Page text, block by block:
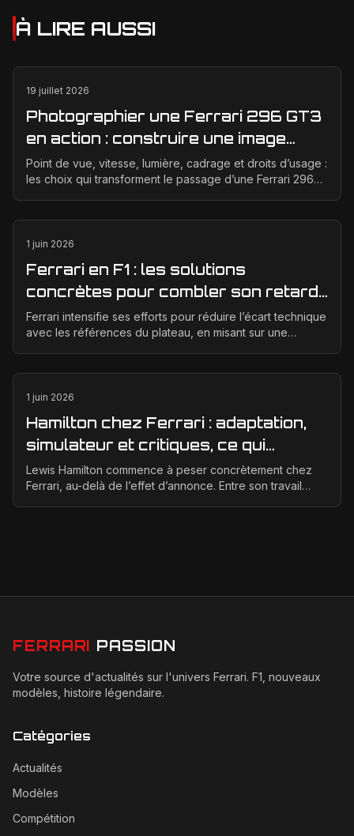
À LIRE AUSSI
19 juillet 2026
Photographier une Ferrari 296 GT3
en action : construire une image
éditoriale qui raconte la course
Point de vue, vitesse, lumière, cadrage et droits d’usage :
les choix qui transforment le passage d’une Ferrari 296
1 juin 2026
Ferrari en F1 : les solutions
concrètes pour combler son retard
technique en 2026
Ferrari intensifie ses efforts pour réduire l’écart technique
avec les références du plateau, en misant sur une
1 juin 2026
Hamilton chez Ferrari : adaptation,
simulateur et critiques, ce qui
change vraiment pour la Scuderia
Lewis Hamilton commence à peser concrètement chez
Ferrari, au-delà de l’effet d’annonce. Entre son travail
FERRARI PASSION
Votre source d'actualités sur l'univers Ferrari. F1, nouveaux
modèles, histoire légendaire.
Catégories
Actualités
Modèles
Compétition